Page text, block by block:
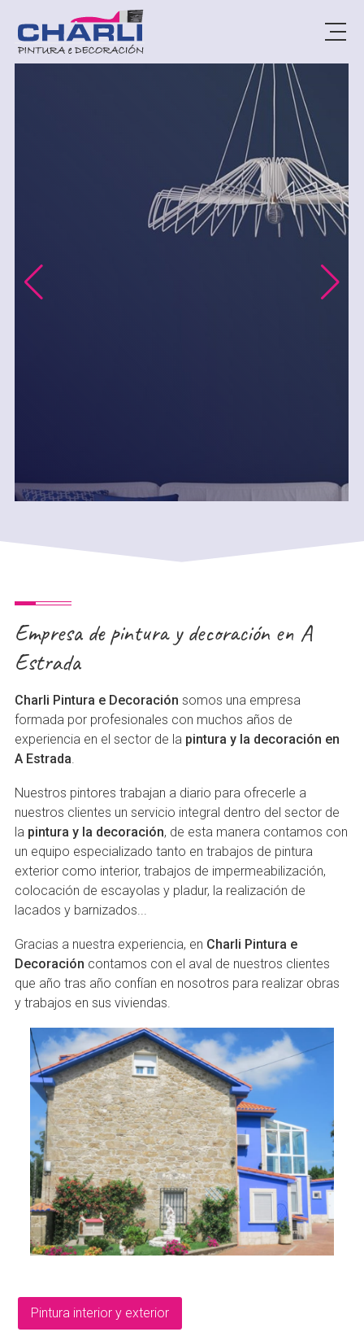
Pintores con más de 25 años de
experiencia
Empresa de pintura y decoración en A
Estrada
Charli Pintura e Decoración somos una empresa
formada por profesionales con muchos años de
experiencia en el sector de la pintura y la decoración en
A Estrada.
Nuestros pintores trabajan a diario para ofrecerle a
nuestros clientes un servicio integral dentro del sector de
la pintura y la decoración, de esta manera contamos con
un equipo especializado tanto en trabajos de pintura
exterior como interior, trabajos de impermeabilización,
colocación de escayolas y pladur, la realización de
lacados y barnizados...
Gracias a nuestra experiencia, en Charli Pintura e
Decoración contamos con el aval de nuestros clientes
que año tras año confían en nosotros para realizar obras
y trabajos en sus viviendas.
Pintura interior y exterior